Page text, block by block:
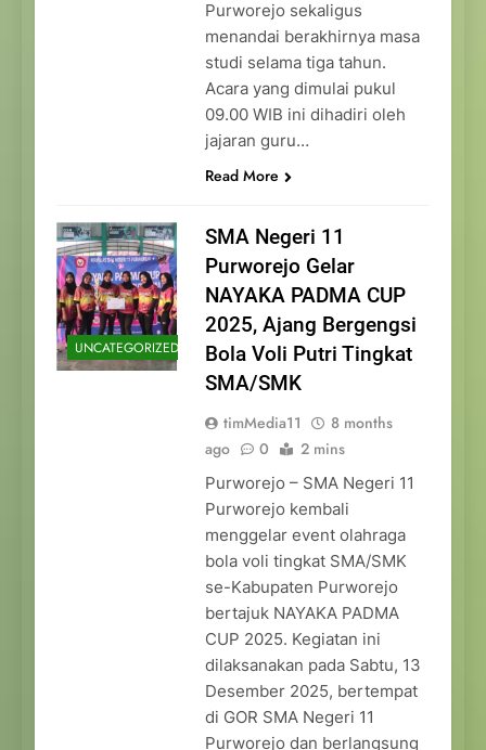
Purworejo sekaligus
menandai berakhirnya masa
studi selama tiga tahun.
Acara yang dimulai pukul
09.00 WIB ini dihadiri oleh
jajaran guru…
Read More
UNCATEGORIZED
SMA Negeri 11
Purworejo Gelar
NAYAKA PADMA CUP
2025, Ajang Bergengsi
Bola Voli Putri Tingkat
SMA/SMK
timMedia11
8 months
ago
0 2 mins
Purworejo – SMA Negeri 11
Purworejo kembali
menggelar event olahraga
bola voli tingkat SMA/SMK
se-Kabupaten Purworejo
bertajuk NAYAKA PADMA
CUP 2025. Kegiatan ini
dilaksanakan pada Sabtu, 13
Desember 2025, bertempat
di GOR SMA Negeri 11
Purworejo dan berlangsung